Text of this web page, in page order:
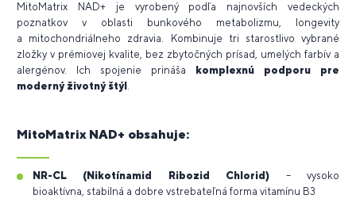
MitoMatrix NAD+ je vyrobený podľa najnovších vedeckých
poznatkov v oblasti bunkového metabolizmu, longevity
a mitochondriálneho zdravia. Kombinuje tri starostlivo vybrané
zložky v prémiovej kvalite, bez zbytočných prísad, umelých farbív a
alergénov. Ich spojenie prináša
komplexnú podporu pre
moderný životný štýl .
MitoMatrix NAD+ obsahuje:
NR-CL (Nikotínamid Ribozid Chlorid) – vysoko
bioaktívna, stabilná a dobre vstrebateľná forma vitamínu B3